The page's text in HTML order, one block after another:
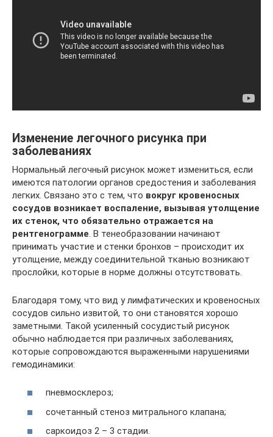
Изменение легочного рисунка при
заболеваниях
Нормальный легочный рисунок может измениться, если
имеются патологии органов средостения и заболевания
легких. Связано это с тем, что вокруг кровеносных
сосудов возникает воспаление, вызывая утолщение
их стенок, что обязательно отражается на
рентгенограмме . В тенеобразовании начинают
принимать участие и стенки бронхов – происходит их
утолщение, между соединительной тканью возникают
прослойки, которые в норме должны отсутствовать.
Благодаря тому, что вид у лимфатических и кровеносных
сосудов сильно извитой, то они становятся хорошо
заметными. Такой усиленный сосудистый рисунок
обычно наблюдается при различных заболеваниях,
которые сопровождаются выраженными нарушениями
гемодинамики:
пневмосклероз;
сочетанный стеноз митрального клапана;
саркоидоз 2 – 3 стадии.